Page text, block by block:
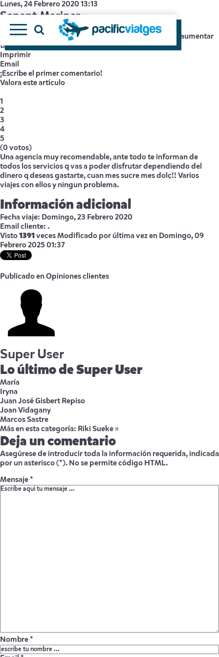
Lunes, 24 Febrero 2020 13:13
Senent Mariner
Escrito porSuper User
tamaño de la fuentedisminuir el tamaño de la fuente
aumentar
tamaño de la fuente
Imprimir
Email
¡Escribe el primer comentario!
Valora este artículo
1
2
3
4
5
(0 votos)
Una agencia muy recomendable, ante todo te informan de
todos los servicios q vas a poder disfrutar dependiendo del
dinero q deseas gastarte, cuan mes sucre mes dolç!! Varios
viajes con ellos y ningun problema.
Información adicional
Fecha viaje: Domingo, 23 Febrero 2020
Email cliente: .
Visto1391 vecesModificado por última vez en Domingo, 09
Febrero 2025 01:37
Publicado enOpiniones clientes
Super User
Lo último de Super User
María
Iryna
Juan José Gisbert Repiso
Joan Vidagany
Marcos Sastre
Más en esta categoría: Riki Sueke »
Deja un comentario
Asegúrese de introducir toda la información requerida, indicada
por un asterisco (*). No se permite código HTML.
Mensaje *
Nombre *